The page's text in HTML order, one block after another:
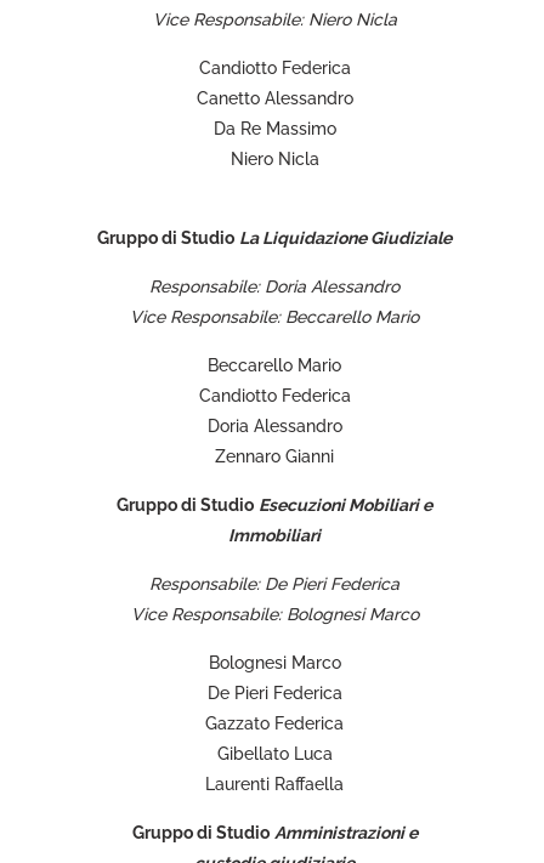
Vice Responsabile: Niero Nicla
Candiotto Federica
Canetto Alessandro
Da Re Massimo
Niero Nicla
Gruppo di Studio La Liquidazione Giudiziale
Responsabile: Doria Alessandro
Vice Responsabile: Beccarello Mario
Beccarello Mario
Candiotto Federica
Doria Alessandro
Zennaro Gianni
Gruppo di Studio Esecuzioni Mobiliari e
Immobiliari
Responsabile: De Pieri Federica
Vice Responsabile: Bolognesi Marco
Bolognesi Marco
De Pieri Federica
Gazzato Federica
Gibellato Luca
Laurenti Raffaella
Gruppo di Studio Amministrazioni e